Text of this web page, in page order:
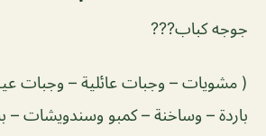
جوجه کباب???
( مشويات – وجبات عائلية – وجبات
باردة – وساخنة – كمبو وسندويشات –